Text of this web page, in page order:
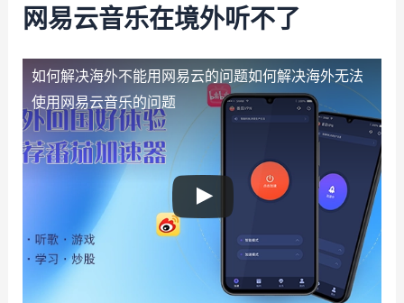
网易云音乐在境外听不了
如何解决海外不能用网易云的问题如何解决海外无法
使用网易云音乐的问题